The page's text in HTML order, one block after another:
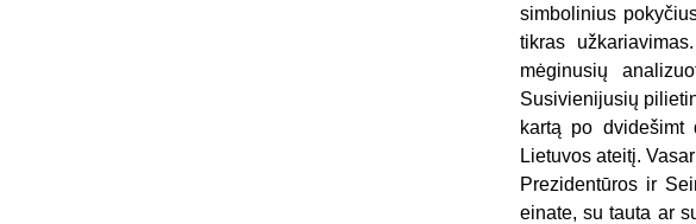
simbolinius
tikras
mėginusių
Susivienijusių
kartą po dvidešimt
Lietuvos ateitį.
Prezidentūros ir
einate, su tauta ar